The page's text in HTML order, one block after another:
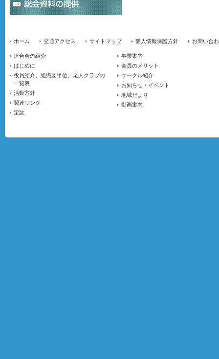
ホーム 交通アクセス サイトマップ 個人情報保護方針 お問い合
連合会の紹介
はじめに
役員紹介、組織図単位、老人クラブの
一覧表
活動方針
関連リンク
定款
事業案内
会員のメリット
サークル紹介
お知らせ・イベント
地域だより
動画案内